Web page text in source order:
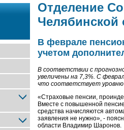
Отделение
Челябинской
В феврале
учетом
В соответствии с
увеличены на 7,3%. С
что соответствует
«Страховые пенсии,
Вместе с повышенной
средства начисляются
заявления не нужно», -
области Владимир Шаронов.